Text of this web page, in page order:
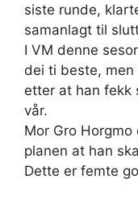
siste runde,
samanlagt til
I VM denne
dei ti beste,
etter at han fekk
vår.
Mor Gro
planen at han
Dette er femte